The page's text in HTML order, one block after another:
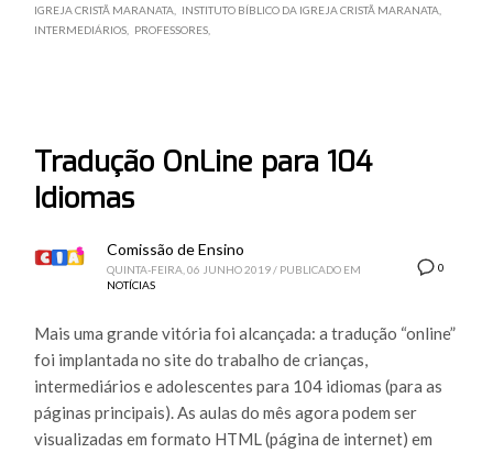
IGREJA CRISTÃ MARANATA
INSTITUTO BÍBLICO DA IGREJA CRISTÃ MARANATA
INTERMEDIÁRIOS
PROFESSORES
Tradução OnLine para 104
Idiomas
0
Comissão de Ensino
QUINTA-FEIRA, 06 JUNHO 2019 / PUBLICADO EM
NOTÍCIAS
Mais uma grande vitória foi alcançada: a tradução “online”
foi implantada no site do trabalho de crianças,
intermediários e adolescentes para 104 idiomas (para as
páginas principais). As aulas do mês agora podem ser
visualizadas em formato HTML (página de internet) em